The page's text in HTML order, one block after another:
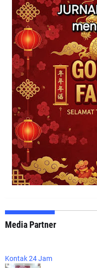
Media Partner
Kontak 24 Jam